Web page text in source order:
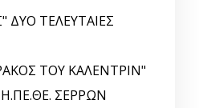
ΔΥΟ ΤΕΛΕΥΤΑΙΕΣ
ΤΟΥ ΚΑΛΕΝΤΡΙΝ"
ΣΕΡΡΩΝ